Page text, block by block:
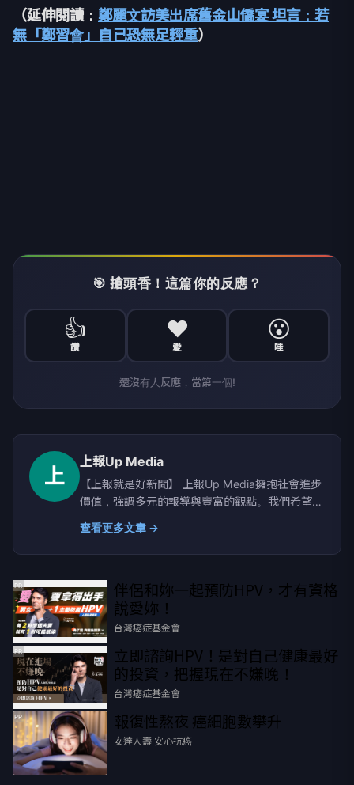
（延伸閱讀： 鄭麗文訪美出席舊金山僑宴 坦言：若
無「鄭習會」自己恐無足輕重）
🎯 搶頭香！這篇你的反應？
👍
讚
❤️
愛
😮
哇
還沒有人反應，當第一個!
上
上報Up Media
【上報就是好新聞】 上報Up Media擁抱社會進步
價值，強調多元的報導與豐富的觀點。我們希望提
供讀者具有深度、廣度的原生新聞。
查看更多文章 →
PR
伴侶和妳一起預防HPV，才有資格
說愛妳！
台灣癌症基金會
PR
立即諮詢HPV！是對自己健康最好
的投資，把握現在不嫌晚！
台灣癌症基金會
PR 報復性熬夜 癌細胞數攀升
安達人壽 安心抗癌